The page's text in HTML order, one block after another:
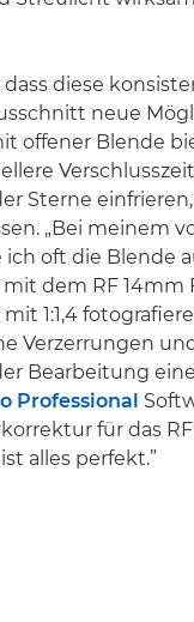
dass diese
neue
offener Blende
Sterne
„Bei meinem
oft die Blende
dem RF 14mm
1:1,4
Verzerrungen
Bearbeitung
Professional
für das RF
alles perfekt.”